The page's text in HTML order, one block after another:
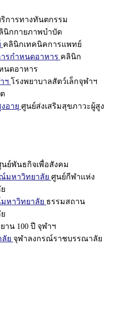
การทางทันตกรรม
นิกกายภาพบำบัด
คลินิกเทคนิคการแพทย์
รกำหนดอาหาร คลินิก
นดอาหาร
ฯ โรงพยาบาลสัตว์เล็กจุฬาฯ
อายุ ศูนย์ส่งเสริมสุขภาวะผู้สูง
นย์พันธกิจเพื่อสังคม
มหาวิทยาลัย ศูนย์กีฬาแห่ง
หาวิทยาลัย ธรรมสถาน
าน 100 ปี จุฬาฯ
ย จุฬาลงกรณ์ราชบรรณาลัย